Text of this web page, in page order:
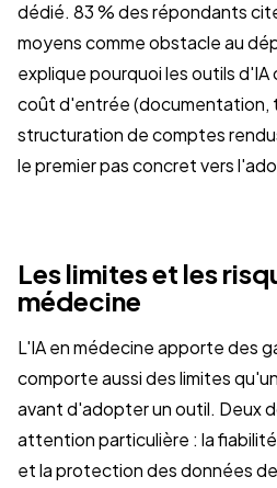
dédié. 83 % des répondants
moyens comme obstacle au
explique pourquoi les outils
coût d'entrée (documentation,
structuration de comptes
le premier pas concret vers
Les limites et les
médecine
L'IA en médecine apporte des
comporte aussi des limites
avant d'adopter un outil. Deux
attention particulière : la
et la protection des données